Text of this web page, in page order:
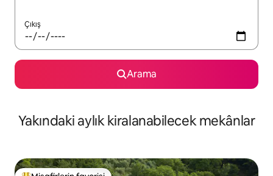
Çıkış
Arama
Yakındaki aylık kiralanabilecek mekânlar